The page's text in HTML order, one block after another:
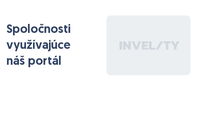
Spoločnosti
využívajúce
náš portál